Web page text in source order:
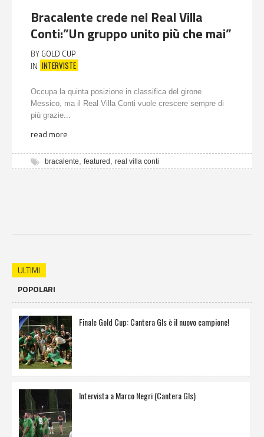
Bracalente crede nel Real Villa
Conti:”Un gruppo unito più che mai”
BY GOLD CUP
IN INTERVISTE
Occupa la quinta posizione in classifica del girone
Messico, ma il Real Villa Conti vuole crescere sempre di
più grazie...
read more
bracalente, featured , real villa conti
ULTIMI
POPOLARI
Finale Gold Cup: Cantera Gls è il nuovo campione!
Intervista a Marco Negri (Cantera Gls)